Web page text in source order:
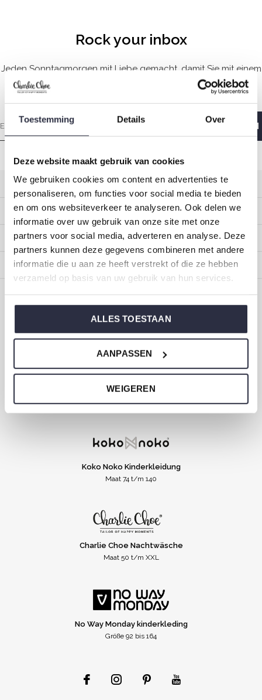
Toestemming Details Over
Deze website maakt gebruik van cookies
We gebruiken cookies om content en advertenties te
personaliseren, om functies voor social media te bieden
en om ons websiteverkeer te analyseren. Ook delen we
informatie over uw gebruik van onze site met onze
partners voor social media, adverteren en analyse. Deze
partners kunnen deze gegevens combineren met andere
informatie die u aan ze heeft verstrekt of die ze hebben
verzameld op basis van uw gebruik van hun services.
ALLES TOESTAAN
AANPASSEN
WEIGEREN
Rock your inbox
Jeden Sonntagmorgen mit Liebe gemacht, damit Sie mit einem
Kundendienst
Mein Konto
Kategorien
Impressum
CALL US EMAIL US
ONZE MERKEN
Dirkje Baby- und Kinderkleidung
Koko Noko Kinderkleidung
Maat 74 t/m 140
Charlie Choe Nachtwäsche
Maat 50 t/m XXL
No Way Monday kinderkleding
Größe 92 bis 164